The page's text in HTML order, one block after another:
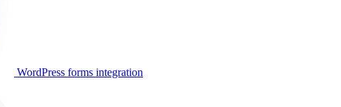
WordPress forms integration